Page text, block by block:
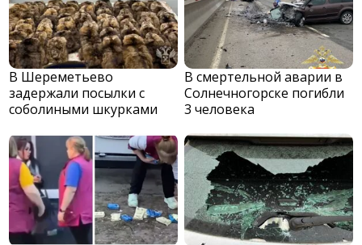
В Шереметьево
задержали посылки с
соболиными шкурками
В смертельной аварии в
Солнечногорске погибли
3 человека